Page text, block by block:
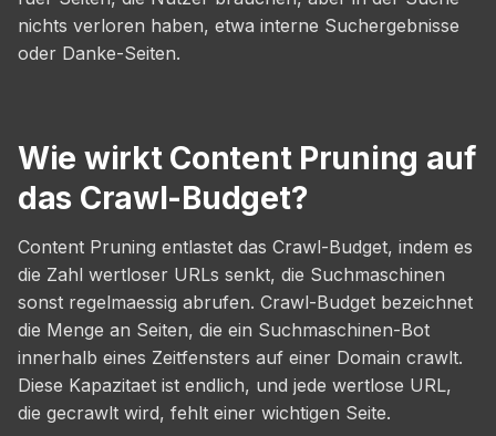
nichts verloren haben, etwa interne Suchergebnisse
oder Danke-Seiten.
Wie wirkt Content Pruning auf
das Crawl-Budget?
Content Pruning entlastet das Crawl-Budget, indem es
die Zahl wertloser URLs senkt, die Suchmaschinen
sonst regelmaessig abrufen. Crawl-Budget bezeichnet
die Menge an Seiten, die ein Suchmaschinen-Bot
innerhalb eines Zeitfensters auf einer Domain crawlt.
Diese Kapazitaet ist endlich, und jede wertlose URL,
die gecrawlt wird, fehlt einer wichtigen Seite.